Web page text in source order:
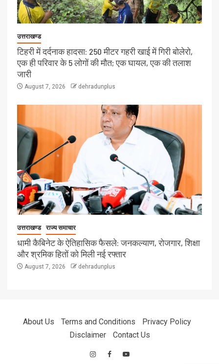
उत्तराखण्ड
टिहरी में दर्दनाक हादसा: 250 मीटर गहरी खाई में गिरी बोलेरो,
एक ही परिवार के 5 लोगों की मौत; एक घायल, एक की तलाश
जारी
August 7, 2026 dehradunplus
उत्तराखण्ड राज्य समाचार
धामी कैबिनेट के ऐतिहासिक फैसले: जनकल्याण, रोजगार, शिक्षा
और श्रमिक हितों को मिली नई रफ्तार
August 7, 2026 dehradunplus
About Us Terms and Conditions
Privacy Policy
Disclaimer
Contact Us